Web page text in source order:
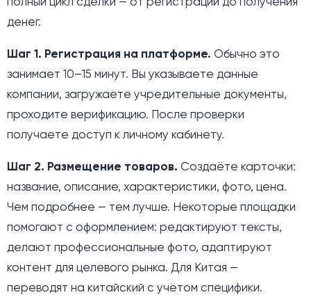
денег.
Шаг 1. Регистрация на платформе. Обычно это
занимает 10–15 минут. Вы указываете данные
компании, загружаете учредительные документы,
проходите верификацию. После проверки
получаете доступ к личному кабинету.
Шаг 2. Размещение товаров. Создаёте карточки:
название, описание, характеристики, фото, цена.
Чем подробнее — тем лучше. Некоторые площадки
помогают с оформлением: редактируют тексты,
делают профессиональные фото, адаптируют
контент для целевого рынка. Для Китая —
переводят на китайский с учётом специфики.